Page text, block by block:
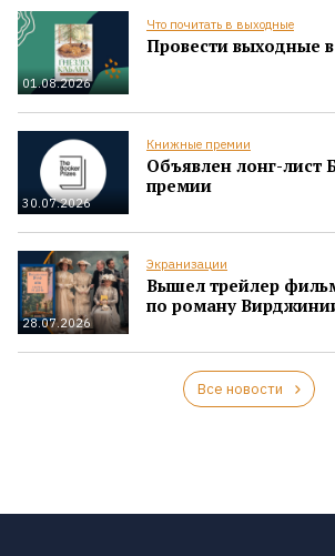
01.08.2026
Что почитать в выходные
Провести выходные
30.07.2026
Книжные премии
Объявлен лонг-лист
премии
28.07.2026
Экранизации
Вышел трейлер
по роману
Все новости